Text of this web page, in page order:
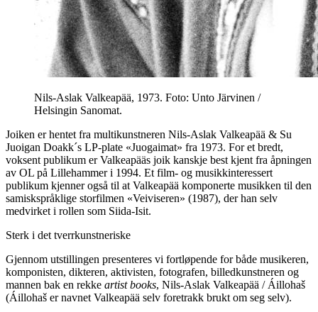
Nils-Aslak Valkeapää, 1973. Foto: Unto Järvinen /
Helsingin Sanomat.
Joiken er hentet fra multikunstneren Nils-Aslak Valkeapää & Su
Juoigan Doakk´s LP-plate «Juogaimat» fra 1973. For et bredt,
voksent publikum er Valkeapääs joik kanskje best kjent fra åpningen
av OL på Lillehammer i 1994. Et film- og musikkinteressert
publikum kjenner også til at Valkeapää komponerte musikken til den
samiskspråklige storfilmen «Veiviseren» (1987), der han selv
medvirket i rollen som Siida-Isit.
Sterk i det tverrkunstneriske
Gjennom utstillingen presenteres vi fortløpende for både musikeren,
komponisten, dikteren, aktivisten, fotografen, billedkunstneren og
mannen bak en rekke artist books, Nils-Aslak Valkeapää / Áillohaš
(Áillohaš er navnet Valkeapää selv foretrakk brukt om seg selv).